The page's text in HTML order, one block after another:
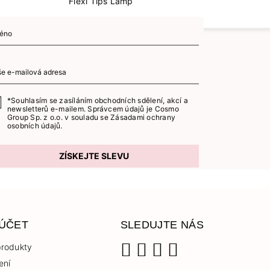
*Souhlasím se zasíláním obchodních sdělení, akcí a
newsletterů e-mailem. Správcem údajů je Cosmo
Group Sp. z o.o. v souladu seZásadami ochrany
osobních údajů.
ZÍSKEJTE SLEVU
SLEDUJTE NÁS